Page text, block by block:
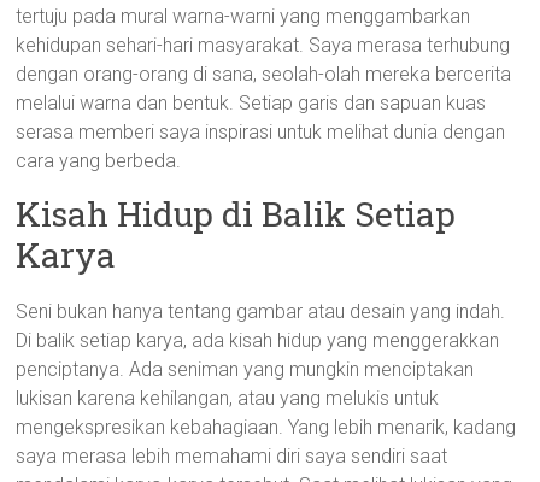
tertuju pada mural warna-warni yang menggambarkan
kehidupan sehari-hari masyarakat. Saya merasa terhubung
dengan orang-orang di sana, seolah-olah mereka bercerita
melalui warna dan bentuk. Setiap garis dan sapuan kuas
serasa memberi saya inspirasi untuk melihat dunia dengan
cara yang berbeda.
Kisah Hidup di Balik Setiap
Karya
Seni bukan hanya tentang gambar atau desain yang indah.
Di balik setiap karya, ada kisah hidup yang menggerakkan
penciptanya. Ada seniman yang mungkin menciptakan
lukisan karena kehilangan, atau yang melukis untuk
mengekspresikan kebahagiaan. Yang lebih menarik, kadang
saya merasa lebih memahami diri saya sendiri saat